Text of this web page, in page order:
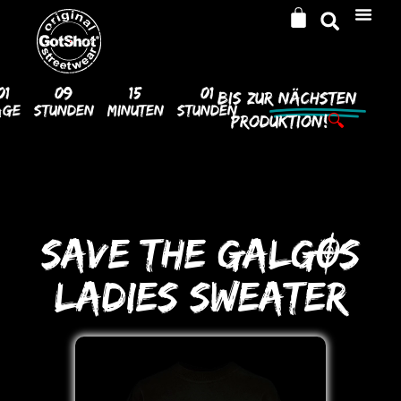
09
Stunden
15
Minuten
00
Stunden
Bis ZurNächsten
Produktion!🔍
SAVE THE GALGOS
LADIES SWEATER